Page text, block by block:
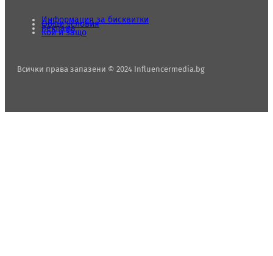
Всички права запазени © 2024 Influencermedia.bg
Информация за бисквитки
Общи условия
Реклама
Кой и защо